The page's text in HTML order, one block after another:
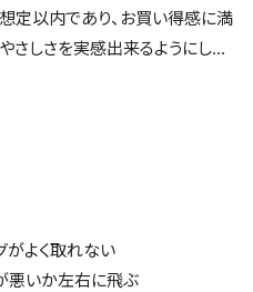
定以内であり、お買い得感に満
さしさを実感出来るようにした
がよく取れない
悪いか左右に飛ぶ